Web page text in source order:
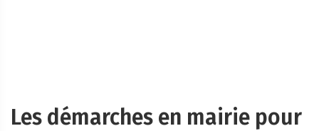
Les démarches en mairie pour